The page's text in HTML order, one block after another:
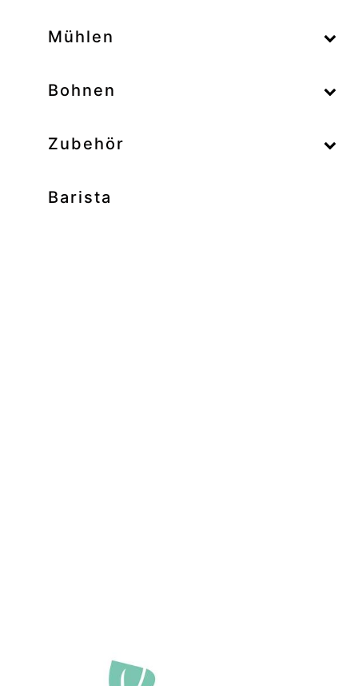
Mühlen
–
Bohnen
–
Zubehör
Barista